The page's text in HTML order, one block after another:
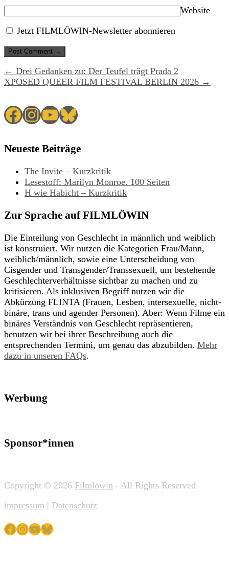
Website
Jetzt FILMLÖWIN-Newsletter abonnieren
← Drei Gedanken zu: Der Teufel trägt Prada 2
XPOSED QUEER FILM FESTIVAL BERLIN 2026 →
Facebook
Instagram
YouTube
Bluesky
Neueste Beiträge
The Invite – Kurzkritik
Lesestoff: Marilyn Monroe. 100 Seiten
H wie Habicht – Kurzkritik
Zur Sprache auf FILMLÖWIN
Die Einteilung von Geschlecht in männlich und weiblich
ist konstruiert. Wir nutzen die Kategorien Frau/Mann,
weiblich/männlich, sowie eine Unterscheidung von
Cisgender und Transgender/Transsexuell, um bestehende
Geschlechterverhältnisse sichtbar zu machen und zu
kritisieren. Als inklusiven Begriff nutzen wir die
Abkürzung FLINTA (Frauen, Lesben, intersexuelle, nicht-
binäre, trans und agender Personen). Aber: Wenn Filme ein
binäres Verständnis von Geschlecht repräsentieren,
benutzen wir bei ihrer Beschreibung auch die
entsprechenden Termini, um genau das abzubilden. Mehr
dazu in unseren FAQs.
Werbung
Sponsor*innen
Copyright © 2026 Filmlöwin - All Rights Reserved
impressum | Datenschutz
Facebook
Instagram
YouTube
Bluesky